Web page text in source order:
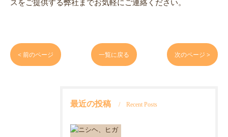
スをご提供する弊社までお気軽にご連絡ください。
< 前のページ 一覧に戻る 次のページ >
最近の投稿 Recent Posts